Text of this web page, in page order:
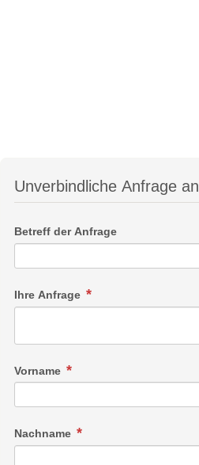
Unverbindliche Anfrage an
Betreff der Anfrage
Ihre Anfrage
Vorname
Nachname